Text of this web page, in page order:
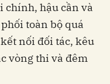
chính, hậu cần và
toàn bộ quá
nối đối tác, kêu
vòng thi và đêm